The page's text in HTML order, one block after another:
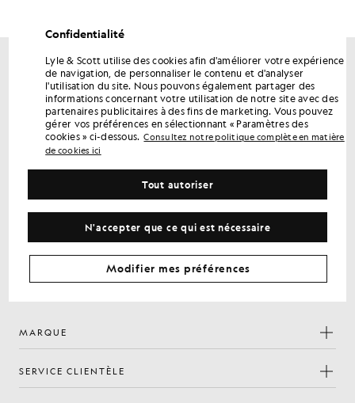
Bénéficiez de 15 % de réduction sur votre
première commande
Inscrivez-vous pour bénéficier d'offres réservées aux
membres, d'un accès en avant-première et de récompenses.
Adresse e-mail
Facebook
Instagram
YouTube
TikTok
MARQUE
SERVICE CLIENTÈLE
Confidentialité
Lyle & Scott utilise des cookies afin d'améliorer votre expérience
de navigation, de personnaliser le contenu et d'analyser
l'utilisation du site. Nous pouvons également partager des
informations concernant votre utilisation de notre site avec des
partenaires publicitaires à des fins de marketing. Vous pouvez
gérer vos préférences en sélectionnant « Paramètres des
cookies » ci-dessous. Consultez notre politique complète en matière
de cookies ici
N'accepter que ce qui est nécessaire
Tout autoriser
Modifier mes préférences